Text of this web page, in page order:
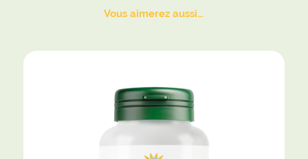
Vous aimerez aussi…